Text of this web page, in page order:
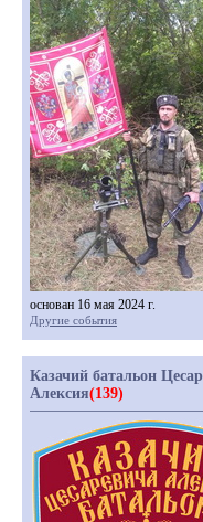
основан 16 мая 2024 г.
Другие события
Казачий батальон
Алексия(139)